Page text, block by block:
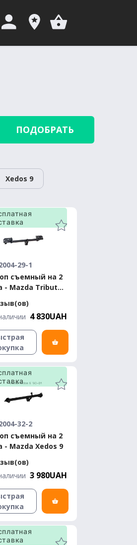
ПОДОБРАТЬ
Xedos 9
29-1
съемный на 2
- Mazda Tribute
4 830UAH
32-2
съемный на 2
- Mazda Xedos 9
3 980UAH